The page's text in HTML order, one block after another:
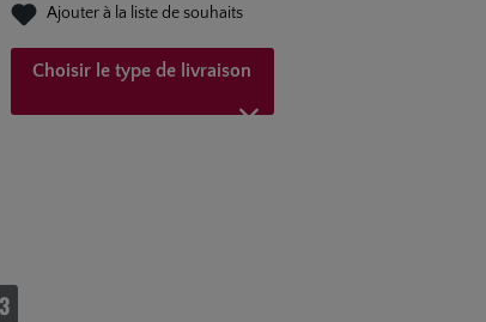
Ajouter à la liste de souhaits
Choisir le type de livraison
3